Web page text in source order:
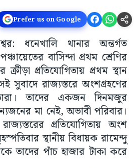
Prefer us on Google
ধনেখালি থানার অন্তর্গত
বাসিন্দা প্রথম শ্রেণির
প্রতিযোগিতায় প্রথম স্থান
সুবাদে রাজ্যস্তরে অংশগ্রহণের
তাদের একজন দিনমজুর
মা নেই, অভাবী পরিবার।
প্রতিযোগিতায় অংশ
স্থানীয় বিধায়ক রামেন্দু
তাদের পাঁচ হাজার টাকা করে